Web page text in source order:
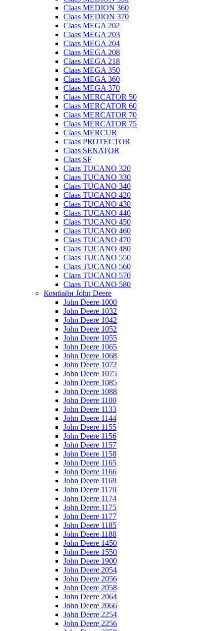
Claas MEDION 360
Claas MEDION 370
Claas MEGA 202
Claas MEGA 203
Claas MEGA 204
Claas MEGA 208
Claas MEGA 218
Claas MEGA 350
Claas MEGA 360
Claas MEGA 370
Claas MERCATOR 50
Claas MERCATOR 60
Claas MERCATOR 70
Claas MERCATOR 75
Claas MERCUR
Claas PROTECTOR
Claas SENATOR
Claas SF
Claas TUCANO 320
Claas TUCANO 330
Claas TUCANO 340
Claas TUCANO 420
Claas TUCANO 430
Claas TUCANO 440
Claas TUCANO 450
Claas TUCANO 460
Claas TUCANO 470
Claas TUCANO 480
Claas TUCANO 550
Claas TUCANO 560
Claas TUCANO 570
Claas TUCANO 580
Комбайн John Deere
John Deere 1000
John Deere 1032
John Deere 1042
John Deere 1052
John Deere 1055
John Deere 1065
John Deere 1068
John Deere 1072
John Deere 1075
John Deere 1085
John Deere 1088
John Deere 1100
John Deere 1133
John Deere 1144
John Deere 1155
John Deere 1156
John Deere 1157
John Deere 1158
John Deere 1165
John Deere 1166
John Deere 1169
John Deere 1170
John Deere 1174
John Deere 1175
John Deere 1177
John Deere 1185
John Deere 1188
John Deere 1450
John Deere 1550
John Deere 1900
John Deere 2054
John Deere 2056
John Deere 2058
John Deere 2064
John Deere 2066
John Deere 2254
John Deere 2256